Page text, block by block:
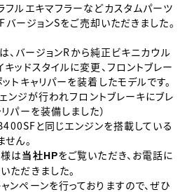
フルエキマフラーなどカスタムパーツ
ージョンSをご売却いただきました。
、バージョンRから純正ビキニカウル
ッドスタイルに変更、フロントブレー
トキャリパーを装着したモデルです。
ンジが行われフロントブレーキにブレ
パーを装備しました）
と同じエンジンを搭載している
ん。
は当社HPをご覧いただき、お電話に
ただきました。
ンペーンを行っておりますので、ぜひ